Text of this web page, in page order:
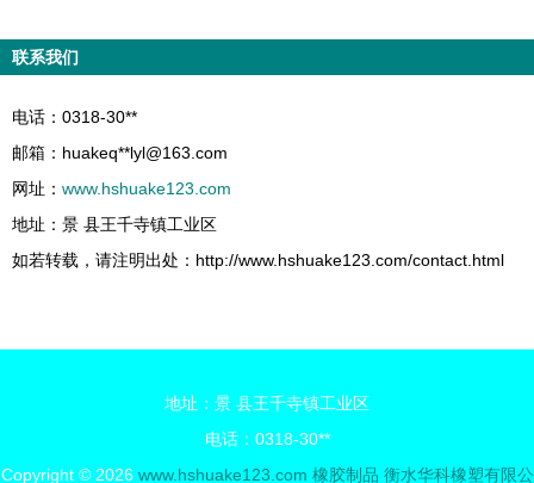
联系我们
电话：0318-30**
邮箱：huakeq**lyl@163.com
网址： www.hshuake123.com
地址：景 县王千寺镇工业区
如若转载，请注明出处：http://www.hshuake123.com/contact.html
地址：景 县王千寺镇工业区
电话：0318-30**
Copyright © 2026 www.hshuake123.com 橡胶制品 衡水华科橡塑有限公